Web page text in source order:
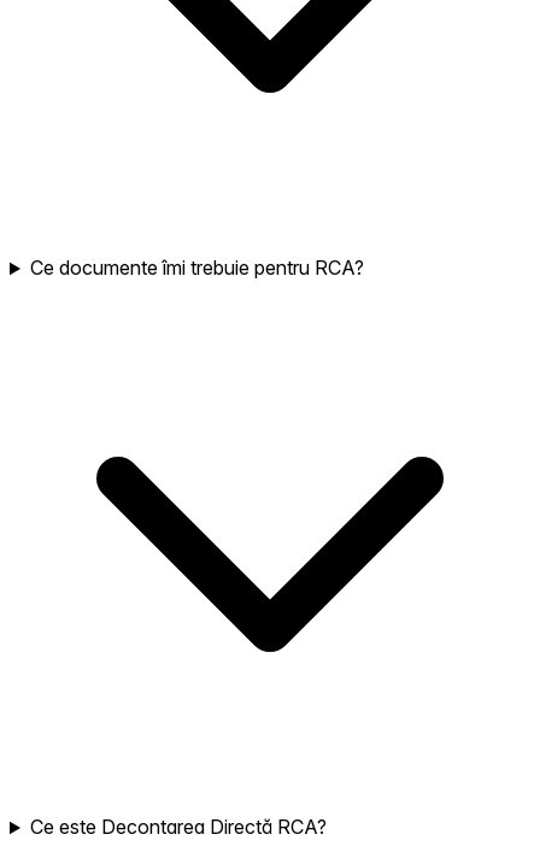
Ce documente îmi trebuie pentru RCA?
Ce este Decontarea Directă RCA?